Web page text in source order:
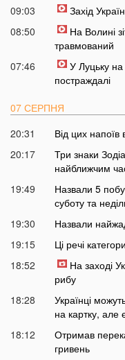
09:03
Захід
08:50
На Волині
травмований
07:46
У Луцьку
постраждалі
07 СЕРПНЯ
20:31
Від цих
20:17
Три знаки
найближчим
19:49
Назвали 5
суботу та
19:30
Назвали
19:15
Ці речі
18:52
На заході
рибу
18:28
Українці
на картку, але
18:12
Отримав
гривень